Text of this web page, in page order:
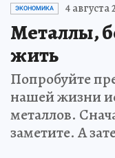
ЭКОНОМИКА 4 августа
Металлы,
жить
Попробуйте
нашей жизни
металлов.
заметите. А